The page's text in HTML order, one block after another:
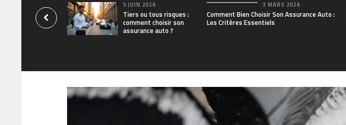
5 JUIN 2026
Tiers ou tous risques :
comment choisir son
assurance auto ?
3 MARS 2026
Comment Bien Choisir Son Assurance Auto :
Les Critères Essentiels